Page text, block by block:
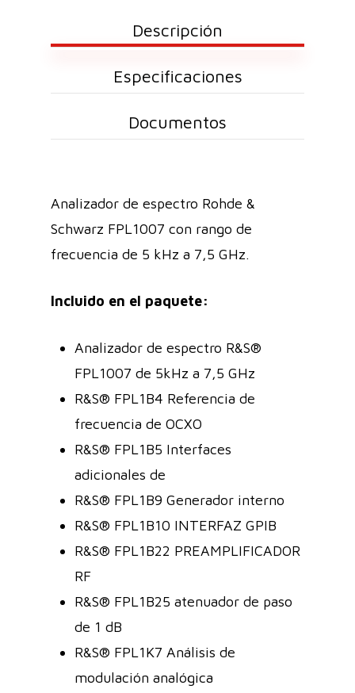
Descripción
Especificaciones
Documentos
Analizador de espectro Rohde &
Schwarz FPL1007 con rango de
frecuencia de 5 kHz a 7,5 GHz.
Incluido en el paquete:
Analizador de espectro R&S®
FPL1007 de 5kHz a 7,5 GHz
R&S® FPL1B4 Referencia de
frecuencia de OCXO
R&S® FPL1B5 Interfaces
adicionales de
R&S® FPL1B9 Generador interno
R&S® FPL1B10 INTERFAZ GPIB
R&S® FPL1B22 PREAMPLIFICADOR
RF
R&S® FPL1B25 atenuador de paso
de 1 dB
R&S® FPL1K7 Análisis de
modulación analógica